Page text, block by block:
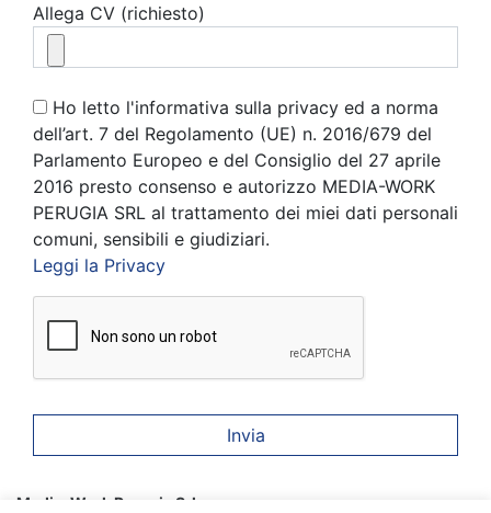
Allega CV (richiesto)
Ho letto l'informativa sulla privacy ed a norma
dell’art. 7 del Regolamento (UE) n. 2016/679 del
Parlamento Europeo e del Consiglio del 27 aprile
2016 presto consenso e autorizzo MEDIA-WORK
PERUGIA SRL al trattamento dei miei dati personali
comuni, sensibili e giudiziari.
Leggi la Privacy
Media-Work Perugia Srl